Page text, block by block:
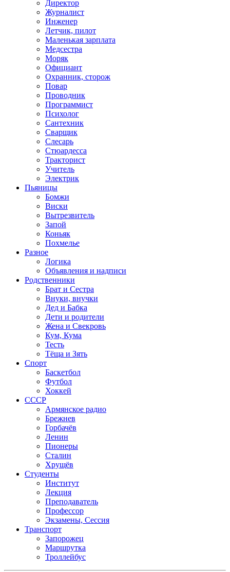
Директор
Журналист
Инженер
Летчик, пилот
Маленькая зарплата
Медсестра
Моряк
Официант
Охранник, сторож
Повар
Проводник
Программист
Психолог
Сантехник
Сварщик
Слесарь
Стюардесса
Тракторист
Учитель
Электрик
Пьяницы
Бомжи
Виски
Вытрезвитель
Запой
Коньяк
Похмелье
Разное
Логика
Объявления и надписи
Родственники
Брат и Сестра
Внуки, внучки
Дед и Бабка
Дети и родители
Жена и Свекровь
Кум, Кума
Тесть
Тёща и Зять
Спорт
Баскетбол
Футбол
Хоккей
СССР
Армянское радио
Брежнев
Горбачёв
Ленин
Пионеры
Сталин
Хрущёв
Студенты
Институт
Лекция
Преподаватель
Профессор
Экзамены, Сессия
Транспорт
Запорожец
Маршрутка
Троллейбус